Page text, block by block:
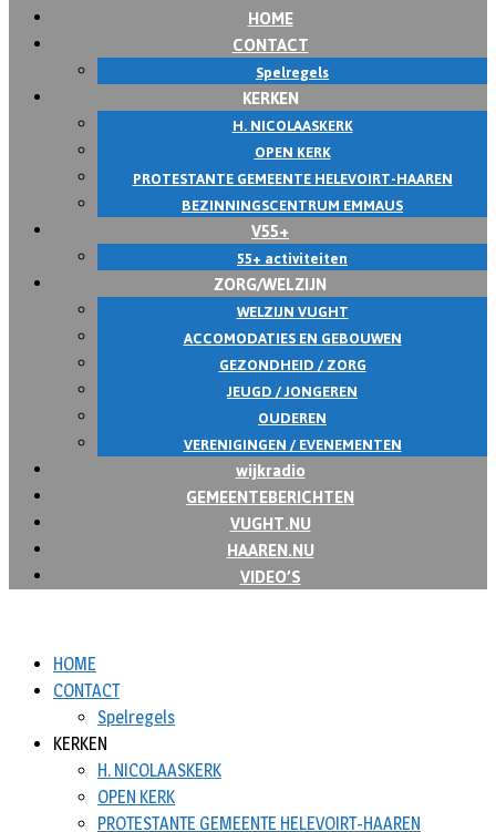
HOME
CONTACT
Spelregels
KERKEN
H. NICOLAASKERK
OPEN KERK
PROTESTANTE GEMEENTE HELEVOIRT-HAAREN
BEZINNINGSCENTRUM EMMAUS
V55+
55+ activiteiten
ZORG/WELZIJN
WELZIJN VUGHT
ACCOMODATIES EN GEBOUWEN
GEZONDHEID / ZORG
JEUGD / JONGEREN
OUDEREN
VERENIGINGEN / EVENEMENTEN
wijkradio
GEMEENTEBERICHTEN
VUGHT.NU
HAAREN.NU
VIDEO’S
HOME
CONTACT
Spelregels
KERKEN
H. NICOLAASKERK
OPEN KERK
PROTESTANTE GEMEENTE HELEVOIRT-HAAREN